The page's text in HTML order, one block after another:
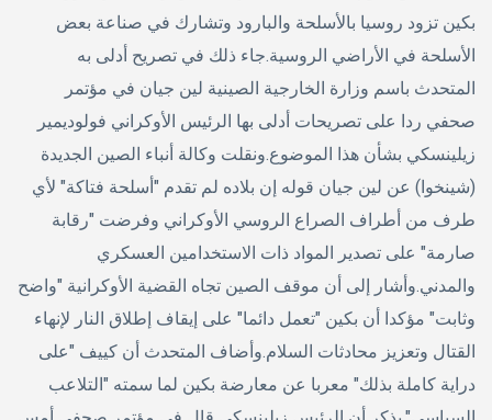
بكين تزود روسيا بالأسلحة والبارود وتشارك في صناعة بعض
الأسلحة في الأراضي الروسية.جاء ذلك في تصريح أدلى به
المتحدث باسم وزارة الخارجية الصينية لين جيان في مؤتمر
صحفي ردا على تصريحات أدلى بها الرئيس الأوكراني فولوديمير
زيلينسكي بشأن هذا الموضوع.ونقلت وكالة أنباء الصين الجديدة
(شينخوا) عن لين جيان قوله إن بلاده لم تقدم "أسلحة فتاكة" لأي
طرف من أطراف الصراع الروسي الأوكراني وفرضت "رقابة
صارمة" على تصدير المواد ذات الاستخدامين العسكري
والمدني.وأشار إلى أن موقف الصين تجاه القضية الأوكرانية "واضح
وثابت" مؤكدا أن بكين "تعمل دائما" على إيقاف إطلاق النار لإنهاء
القتال وتعزيز محادثات السلام.وأضاف المتحدث أن كييف "على
دراية كاملة بذلك" معربا عن معارضة بكين لما سمته "التلاعب